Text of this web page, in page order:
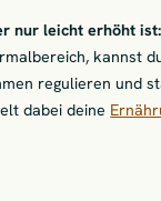
nur leicht erhöht ist:
kannst
regulieren und
dabei deine